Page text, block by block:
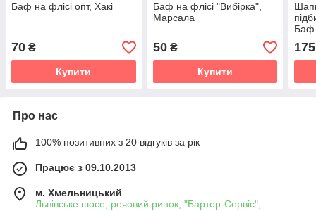
Баф на флісі опт, Хакі
70 ₴
Купити
Баф на флісі "Вибірка",
Марсала
50₴
Купити
Баф
175
Про нас
100% позитивних з 20 відгуків за рік
Працює з 09.10.2013
м. Хмельницький
Львівське шосе, речовий ринок, "Бартер-Сервіс",